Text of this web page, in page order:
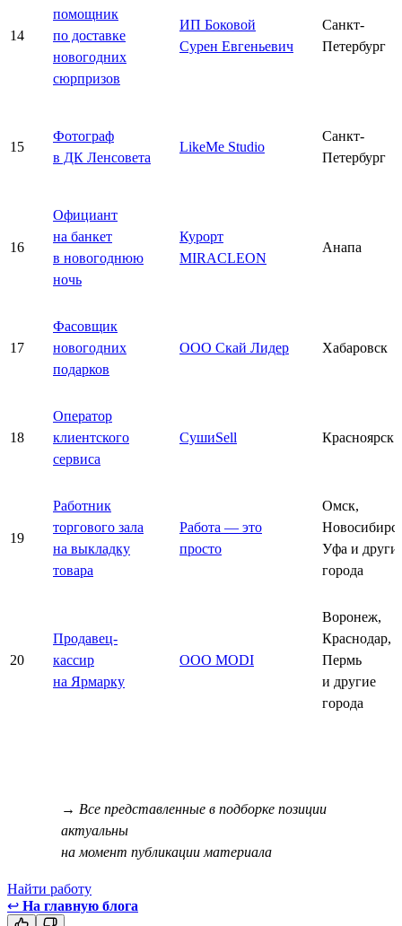
14
помощник
по доставке
новогодних
сюрпризов
ИП Боковой
Сурен Евгеньевич
Санкт-
Петербург
15
Фотограф
в ДК Ленсовета
LikeMe Studio
Санкт-
Петербург
16
Официант
на банкет
в новогоднюю
ночь
Курорт
MIRACLEON
Анапа
17
Фасовщик
новогодних
подарков
ООО Скай Лидер Хабаровск
18
Оператор
клиентского
сервиса
СушиSell Красноярск
19
Работник
торгового зала
на выкладку
товара
Работа — это
просто
Омск,
Уфа и
города
20
Продавец-
кассир
на Ярмарку
ООО MODI
Воронеж,
Краснодар,
Пермь
и другие
города
→ Все представленные в подборке позиции
актуальны
на момент публикации материала
Найти работу
↩ На главную блога